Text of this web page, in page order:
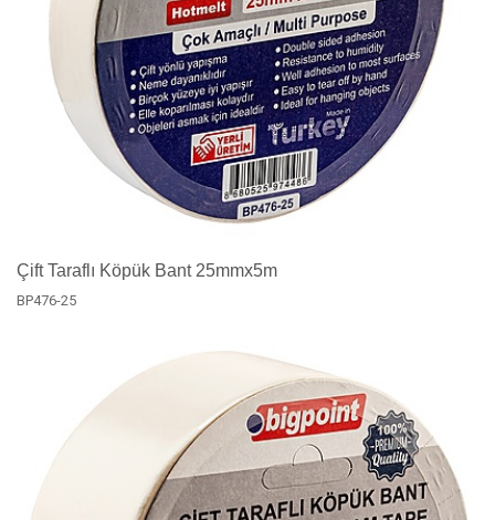
Çift Taraflı Köpük Bant 25mmx5m
BP476-25